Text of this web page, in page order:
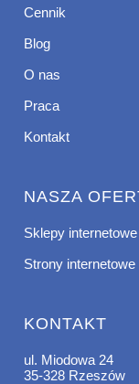
Cennik
Blog
O nas
Praca
Kontakt
NASZA
Sklepy internetowe
Strony internetowe
KONTAKT
ul. Miodowa 24
35-328 Rzeszów